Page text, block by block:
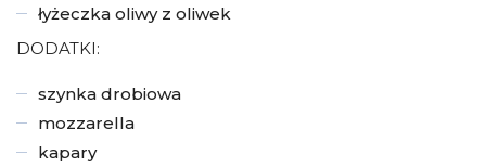
łyżeczka oliwy z oliwek
DODATKI:
szynka drobiowa
mozzarella
kapary